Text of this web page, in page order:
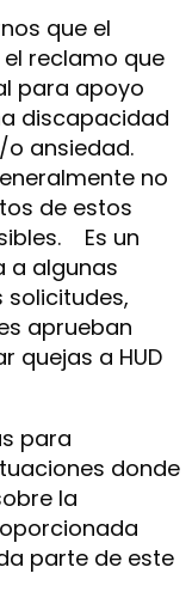
que el
reclamo que
para apoyo
discapacidad
ansiedad.
no
de estos
Es un
a algunas
solicitudes,
aprueban
quejas a HUD
para
donde
la
parte de este